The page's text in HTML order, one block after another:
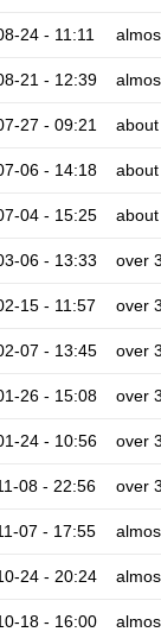
24 - 11:11
21 - 12:39
27 - 09:21
06 - 14:18
04 - 15:25
06 - 13:33 over
15 - 11:57 over
07 - 13:45 over
26 - 15:08 over
24 - 10:56 over
08 - 22:56 over
07 - 17:55
24 - 20:24
18 - 16:00